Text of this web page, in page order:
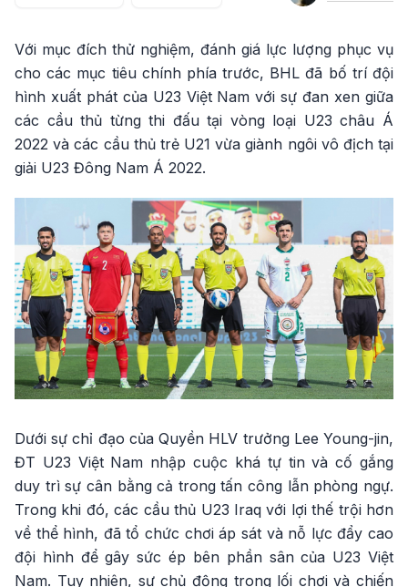
Với mục đích thử nghiệm, đánh giá lực lượng phục vụ
cho các mục tiêu chính phía trước, BHL đã bố trí đội
hình xuất phát của U23 Việt Nam với sự đan xen giữa
các cầu thủ từng thi đấu tại vòng loại U23 châu Á
2022 và các cầu thủ trẻ U21 vừa giành ngôi vô địch tại
giải U23 Đông Nam Á 2022.
Dưới sự chỉ đạo của Quyền HLV trưởng Lee Young-jin,
ĐT U23 Việt Nam nhập cuộc khá tự tin và cố gắng
duy trì sự cân bằng cả trong tấn công lẫn phòng ngự.
Trong khi đó, các cầu thủ U23 Iraq với lợi thế trội hơn
về thể hình, đã tổ chức chơi áp sát và nỗ lực đẩy cao
đội hình để gây sức ép bên phần sân của U23 Việt
Nam. Tuy nhiên, sự chủ động trong lối chơi và chiến